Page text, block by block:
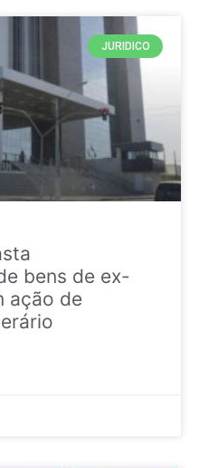
JURIDICO
bens de ex-
ação de